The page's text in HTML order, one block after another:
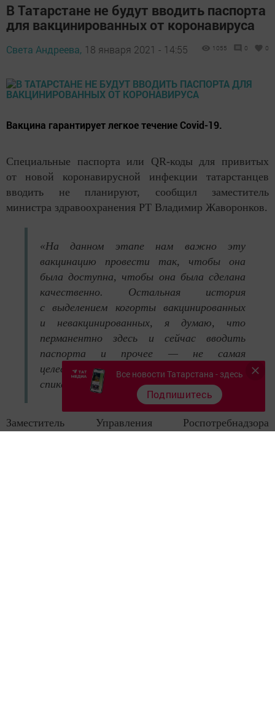
В Татарстане не будут вводить паспорта
для вакцинированных от коронавируса
Света Андреева, 18 января 2021 - 14:55 1055 0 0
Вакцина гарантирует легкое течение Covid-19.
Специальные паспорта или QR-коды для привитых
от новой коронавирусной инфекции татарстанцев
вводить не планируют, сообщил заместитель
министра здравоохранения РТ Владимир Жаворонков.
«На данном этапе нам важно эту
вакцинацию провести так, чтобы она
была доступна, чтобы она была сделана
качественно. Остальная история
с выделением когорты вакцинированных
и невакцинированных, я думаю, что
перманентно здесь и сейчас вводить
паспорта и прочее — не самая
целесообразная история», — отметил
спикер.
Заместитель Управления Роспотребнадзора
Все новости Татарстана - здесь
Подпишитесь